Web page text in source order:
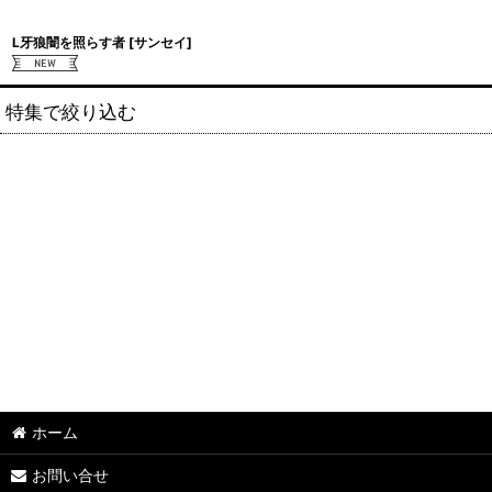
L牙狼闇を照らす者 [サンセイ]
特集で絞り込む
S.七匠系 (スパイキー・親日テクノロジー・クロスアルファ・エフ)
ホーム
お問い合せ